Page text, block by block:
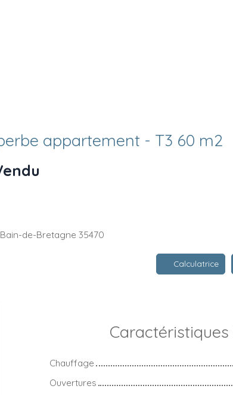
appartement - T3 60 m2
de-Bretagne 35470
Calculatrice
Caractéristiques
Chauffage
Ouvertures